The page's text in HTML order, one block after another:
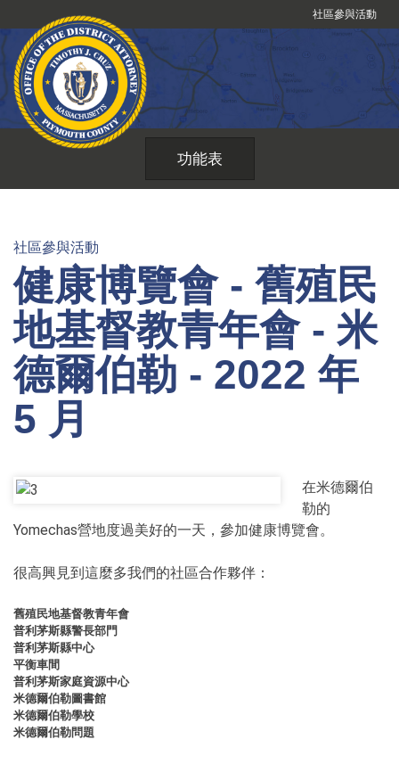
到
內
社區參與活動
功能表
社區參與活動
健康博覽會 - 舊殖民
地基督教青年會 - 米
德爾伯勒 - 2022 年
5 月
在米德爾伯
勒的
Yomechas營地度過美好的一天，參加健康博覽會。
很高興見到這麼多我們的社區合作夥伴：
舊殖民地基督教青年會
普利茅斯縣警長部門
普利茅斯縣中心
平衡車間
普利茅斯家庭資源中心
米德爾伯勒圖書館
米德爾伯勒學校
米德爾伯勒問題